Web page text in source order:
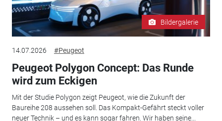
Bildergalerie
14.07.2026 #Peugeot
Peugeot Polygon Concept: Das Runde
wird zum Eckigen
Mit der Studie Polygon zeigt Peugeot, wie die Zukunft der
Baureihe 208 aussehen soll. Das Kompakt-Gefährt steckt voller
neuer Technik – und es kann sogar fahren. Wir haben seine...